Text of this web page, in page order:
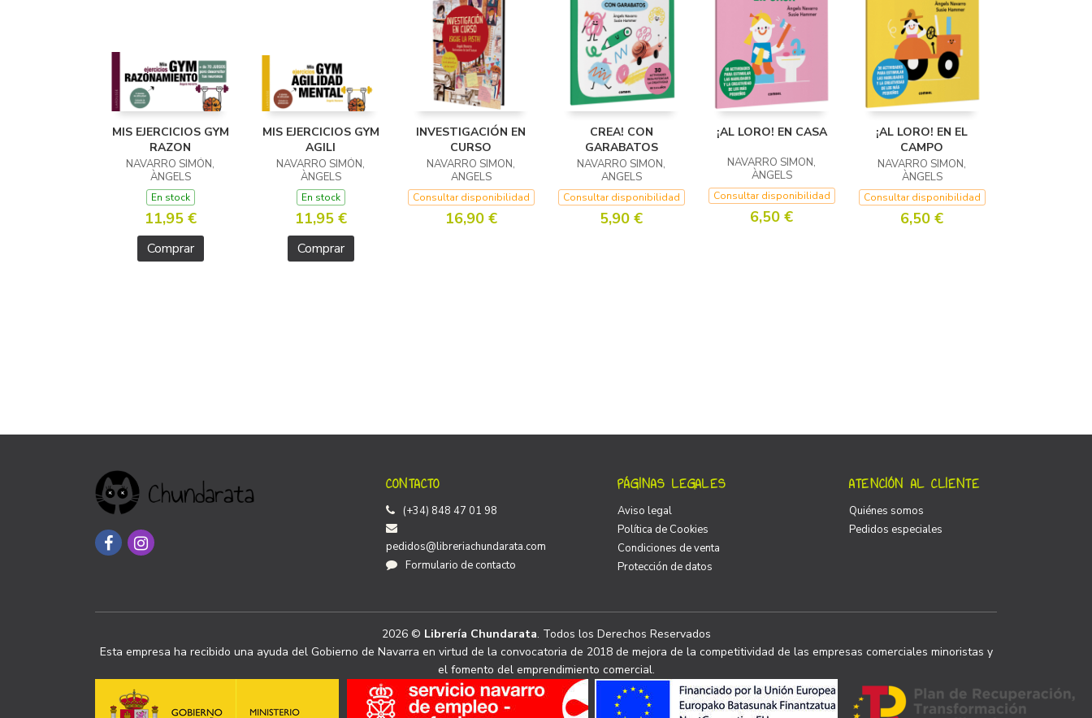
MIS EJERCICIOS GYM
RAZON
NAVARRO SIMÓN,
ÀNGELS
En stock
11,95 €
Comprar
MIS EJERCICIOS GYM
AGILI
NAVARRO SIMÓN,
ÀNGELS
En stock
11,95 €
Comprar
INVESTIGACIÓN EN
CURSO
NAVARRO SIMON,
ANGELS
Consultar disponibilidad
16,90 €
CREA! CON
GARABATOS
NAVARRO SIMON,
ANGELS
Consultar disponibilidad
5,90 €
¡AL LORO! EN CASA
NAVARRO SIMON,
ÀNGELS
Consultar disponibilidad
6,50 €
¡AL LORO! EN EL
CAMPO
NAVARRO SIMON,
ÀNGELS
Consultar disponibilidad
6,50 €
CONTACTO
(+34) 848 47 01 98
pedidos@libreriachundarata.com
Formulario de contacto
PÁGINAS LEGALES
Aviso legal
Política de Cookies
Condiciones de venta
Protección de datos
ATENCIÓN AL CLIENTE
Quiénes somos
Pedidos especiales
2026 © Librería Chundarata. Todos los Derechos Reservados
Esta empresa ha recibido una ayuda del Gobierno de Navarra en virtud de la convocatoria de 2018 de mejora de la competitividad de las empresas comerciales minoristas y
el fomento del emprendimiento comercial.